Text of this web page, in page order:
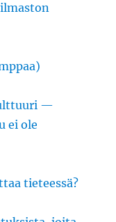
—
ei ole
tieteessä?